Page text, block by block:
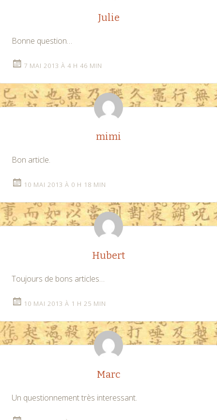
Julie
Bonne question…
7 MAI 2013 À 4 H 46 MIN
mimi
Bon article.
10 MAI 2013 À 0 H 18 MIN
Hubert
Toujours de bons articles…
10 MAI 2013 À 1 H 25 MIN
Marc
Un questionnement très interessant.